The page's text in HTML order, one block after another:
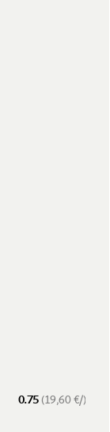
0.75(19,60 €/)